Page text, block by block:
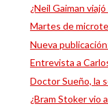
¿Neil Gaiman
Martes de
Nueva
Entrevista a
Doctor Sueño, la
¿Bram Stoker vio